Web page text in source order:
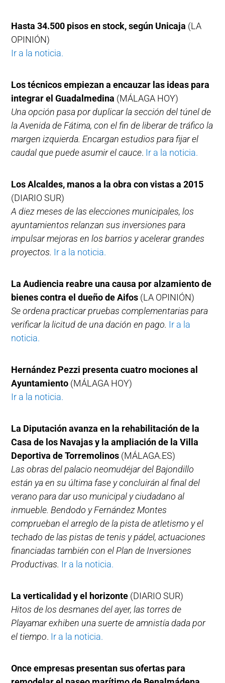
Hasta 34.500 pisos en stock, según Unicaja (LA
OPINIÓN)
Ir a la noticia.
Los técnicos empiezan a encauzar las ideas para
integrar el Guadalmedina (MÁLAGA HOY)
Una opción pasa por duplicar la sección del túnel de
la Avenida de Fátima, con el fin de liberar de tráfico la
margen izquierda. Encargan estudios para fijar el
caudal que puede asumir el cauce. Ir a la noticia.
Los Alcaldes, manos a la obra con vistas a 2015
(DIARIO SUR)
A diez meses de las elecciones municipales, los
ayuntamientos relanzan sus inversiones para
impulsar mejoras en los barrios y acelerar grandes
proyectos. Ir a la noticia.
La Audiencia reabre una causa por alzamiento de
bienes contra el dueño de Aifos (LA OPINIÓN)
Se ordena practicar pruebas complementarias para
verificar la licitud de una dación en pago. Ir a la
noticia.
Hernández Pezzi presenta cuatro mociones al
Ayuntamiento (MÁLAGA HOY)
Ir a la noticia.
La Diputación avanza en la rehabilitación de la
Casa de los Navajas y la ampliación de la Villa
Deportiva de Torremolinos (MÁLAGA.ES)
Las obras del palacio neomudéjar del Bajondillo
están ya en su última fase y concluirán al final del
verano para dar uso municipal y ciudadano al
inmueble. Bendodo y Fernández Montes
comprueban el arreglo de la pista de atletismo y el
techado de las pistas de tenis y pádel, actuaciones
financiadas también con el Plan de Inversiones
Productivas. Ir a la noticia.
La verticalidad y el horizonte (DIARIO SUR)
Hitos de los desmanes del ayer, las torres de
Playamar exhiben una suerte de amnistía dada por
el tiempo. Ir a la noticia.
Once empresas presentan sus ofertas para